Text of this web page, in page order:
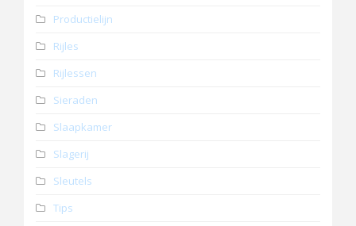
Productielijn
Rijles
Rijlessen
Sieraden
Slaapkamer
Slagerij
Sleutels
Tips